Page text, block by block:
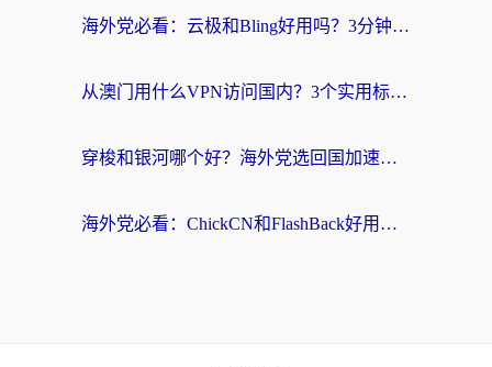
海外党必看：云极和Bling好用吗？3分钟教你选对回国加速器
从澳门用什么VPN访问国内？3个实用标准帮你避开坑，无缝刷剧听歌
穿梭和银河哪个好？海外党选回国加速器的避坑指南，附番茄加速器实测体验
海外党必看：ChickCN和FlashBack好用吗？3招教你选对回国加速器（附云极、HomeCN、斧牛vs艾果对比）